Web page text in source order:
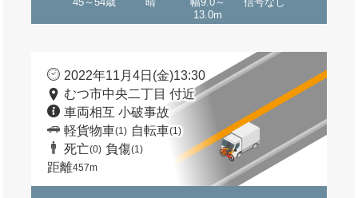
13.0m
2022年11月4日(金)13:30
むつ市中央二丁目 付近
車両相互 小破事故
軽貨物車(1) 自転車(1)
死亡(0) 負傷(1)
距離457m